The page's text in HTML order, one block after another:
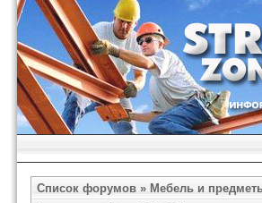
Список форумов » Мебель и